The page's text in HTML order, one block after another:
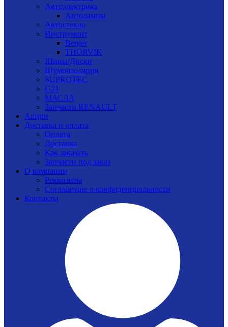
Автоэлектрика
Автолампы
Автостекло
Инструмент
Berger
THORVIK
Шины/Диски
Шумоизоляция
SUPROTEC
G21
МАСЛА
Запчасти RENAULT
Акции
Доставка и оплата
Оплата
Доставка
Как заказать
Запчасти под заказ
О компании
Реквизиты
Соглашение о конфиденциальности
Контакты